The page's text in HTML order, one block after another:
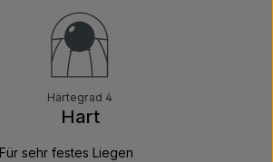
Härtegrad 4
Hart
sehr festes Liegen